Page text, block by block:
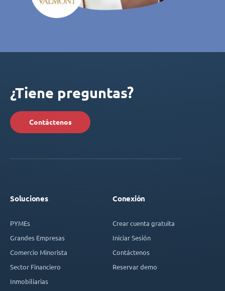
¿Tiene preguntas?
Contáctenos
Soluciones
PYMEs
Grandes Empresas
Comercio Minorista
Sector Financiero
Inmobiliarias
Conexión
Crear cuenta gratuita
Iniciar Sesión
Contáctenos
Reservar demo